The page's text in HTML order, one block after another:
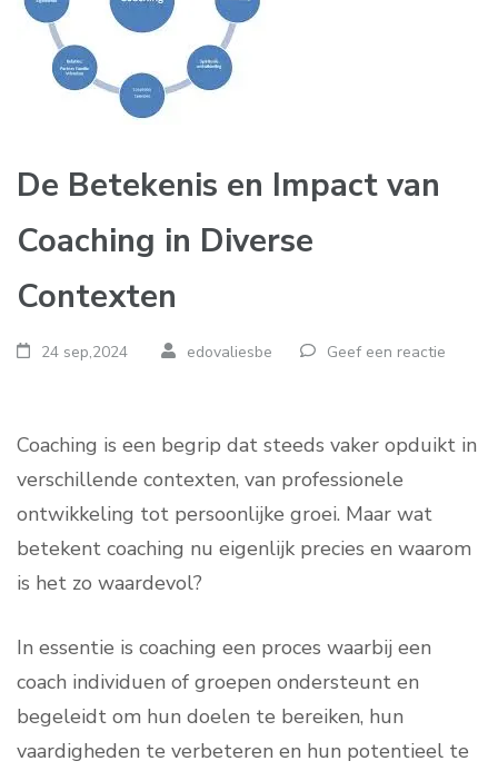
De Betekenis en Impact van
Coaching in Diverse
Contexten
24 sep,2024 edovaliesbe Geef een reactie
Coaching is een begrip dat steeds vaker opduikt in
verschillende contexten, van professionele
ontwikkeling tot persoonlijke groei. Maar wat
betekent coaching nu eigenlijk precies en waarom
is het zo waardevol?
In essentie is coaching een proces waarbij een
coach individuen of groepen ondersteunt en
begeleidt om hun doelen te bereiken, hun
vaardigheden te verbeteren en hun potentieel te